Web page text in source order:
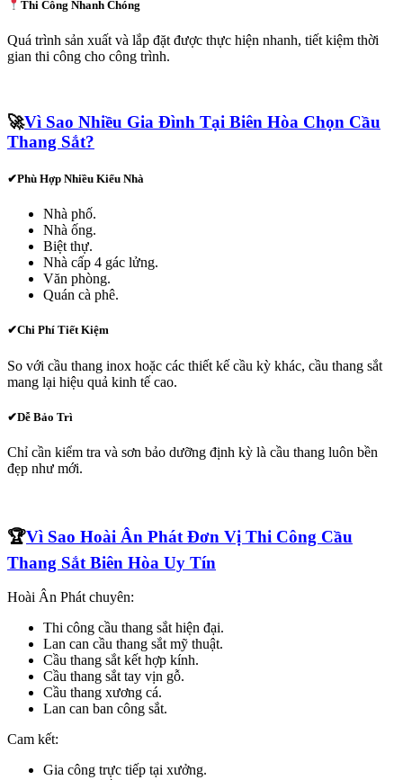
Thi Công Nhanh Chóng
Quá trình sản xuất và lắp đặt được thực hiện nhanh, tiết kiệm thời
gian thi công cho công trình.
🚀Vì Sao Nhiều Gia Đình Tại Biên Hòa Chọn Cầu
Thang Sắt?
✔Phù Hợp Nhiều Kiểu Nhà
Nhà phố.
Nhà ống.
Biệt thự.
Nhà cấp 4 gác lửng.
Văn phòng.
Quán cà phê.
✔Chi Phí Tiết Kiệm
So với cầu thang inox hoặc các thiết kế cầu kỳ khác, cầu thang sắt
mang lại hiệu quả kinh tế cao.
✔Dễ Bảo Trì
Chỉ cần kiểm tra và sơn bảo dưỡng định kỳ là cầu thang luôn bền
đẹp như mới.
🏆Vì Sao Hoài Ân Phát Đơn Vị Thi Công Cầu
Thang Sắt Biên Hòa Uy Tín
Hoài Ân Phát chuyên:
Thi công cầu thang sắt hiện đại.
Lan can cầu thang sắt mỹ thuật.
Cầu thang sắt kết hợp kính.
Cầu thang sắt tay vịn gỗ.
Cầu thang xương cá.
Lan can ban công sắt.
Cam kết:
Gia công trực tiếp tại xưởng.